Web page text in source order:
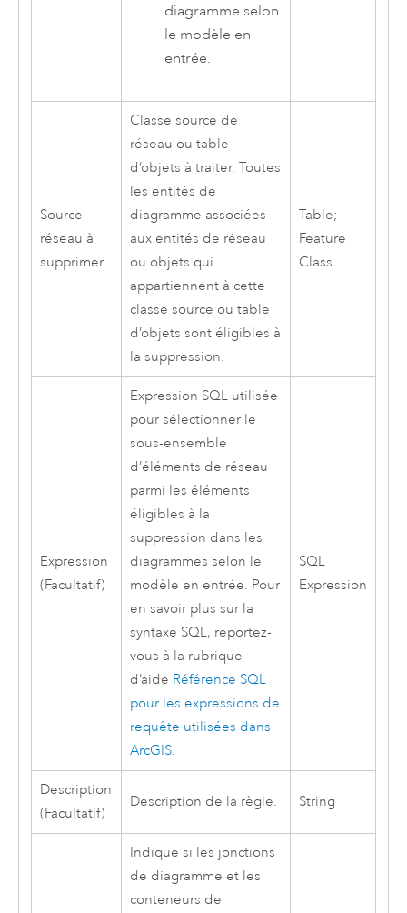
diagramme selon
le modèle en
entrée.
Source
réseau à
supprimer
Classe source de
réseau ou table
d’objets à traiter. Toutes
les entités de
diagramme associées
aux entités de réseau
ou objets qui
appartiennent à cette
classe source ou table
d’objets sont éligibles à
la suppression.
Table;
Feature
Class
Expression
(Facultatif)
Expression SQL utilisée
pour sélectionner le
sous-ensemble
d’éléments de réseau
parmi les éléments
éligibles à la
suppression dans les
diagrammes selon le
modèle en entrée. Pour
en savoir plus sur la
syntaxe SQL, reportez-
vous à la rubrique
d’aide Référence SQL
pour les expressions de
requête utilisées dans
ArcGIS.
SQL
Expression
Description
(Facultatif)
Description de la règle. String
Indique si les jonctions
de diagramme et les
conteneurs de